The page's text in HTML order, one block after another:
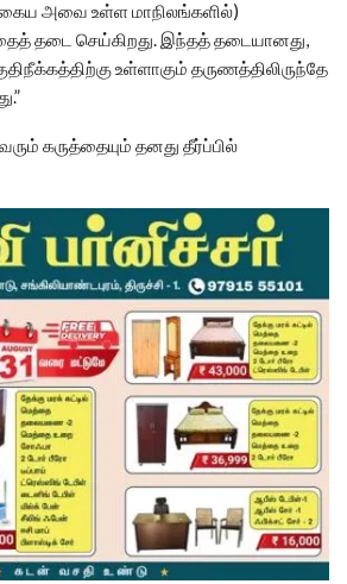
அவை உள்ள மாநிலங்களில்)
தடை செய்கிறது. இந்தத் தடையானது,
உள்ளாகும் தருணத்திலிருந்தே
கருத்தையும் தனது தீர்ப்பில்